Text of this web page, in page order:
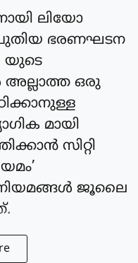
ലിയോ
പുതിയ ഭരണഘടന
യുടെ
അല്ലാത്ത ഒരു
മായി
സിറ്റി
ജൂലൈ